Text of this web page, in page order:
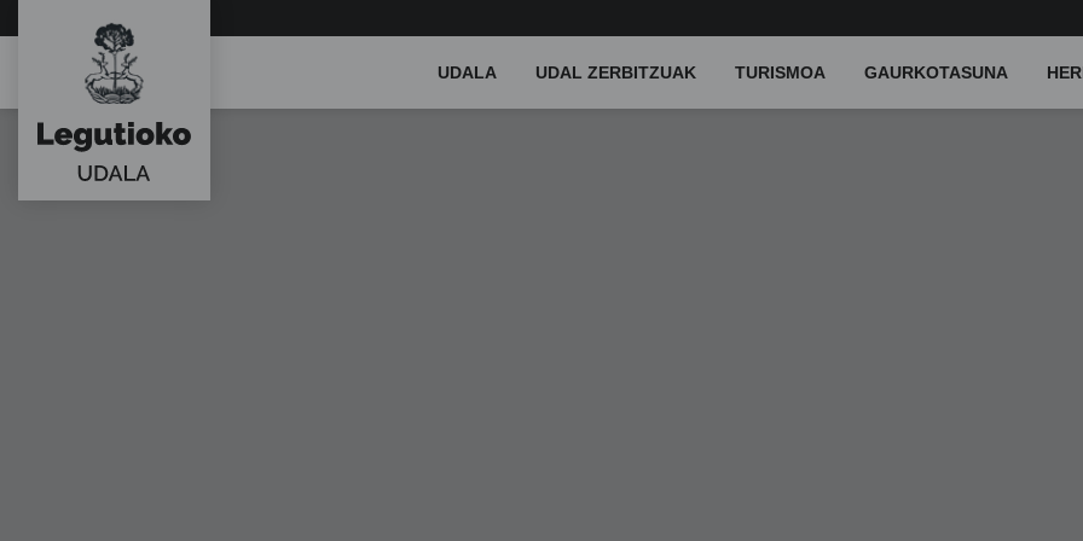
Menu
UDALA UDAL ZERBITZUAK TURISMOA GAURKOTASUNA